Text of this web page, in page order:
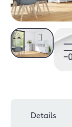
Details